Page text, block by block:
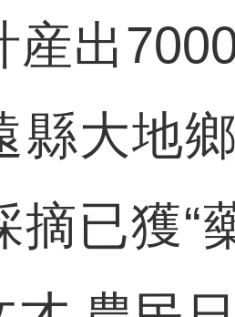
産出
縣大地
摘已獲“